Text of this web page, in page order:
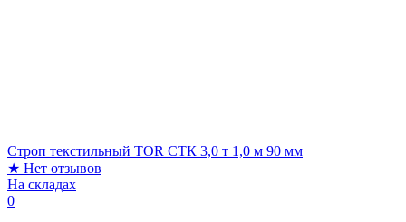
Строп текстильный TOR СТК 3,0 т 1,0 м 90 мм
★ Нет отзывов
На складах
0